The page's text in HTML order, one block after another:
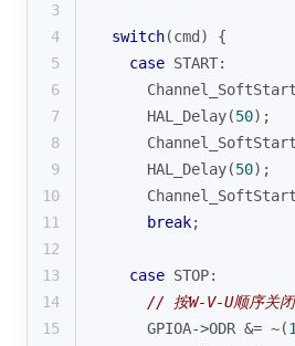
3
4
switch(cmd) {
5
case START:
6
7
      HAL_Delay(
50);
8
9
      HAL_Delay(
50);
10
11
break;
12
13
case STOP:
14
// 按W-V-U顺序关闭
15
      GPIOA->ODR &= ~(
1